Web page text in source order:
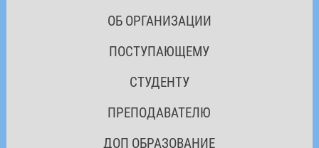
ОБ ОРГАНИЗАЦИИ
ПОСТУПАЮЩЕМУ
СТУДЕНТУ
ПРЕПОДАВАТЕЛЮ
ДОП ОБРАЗОВАНИЕ